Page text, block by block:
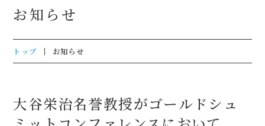
お知らせ
トップ お知らせ
大谷栄治名誉教授がゴールドシュ